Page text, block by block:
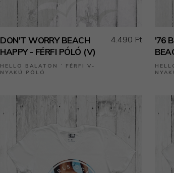
DON'T WORRY BEACH
HAPPY - FÉRFI PÓLÓ (V)
HELLO BALATON ˙ FÉRFI V-
NYAKÚ PÓLÓ
4.490 Ft
'76